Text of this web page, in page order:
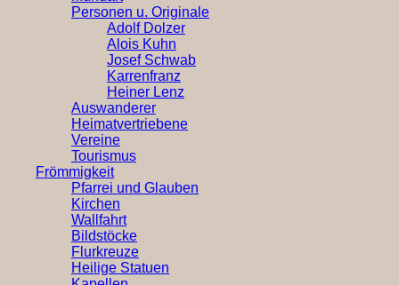
Personen u. Originale
Adolf Dolzer
Alois Kuhn
Josef Schwab
Karrenfranz
Heiner Lenz
Auswanderer
Heimatvertriebene
Vereine
Tourismus
Frömmigkeit
Pfarrei und Glauben
Kirchen
Wallfahrt
Bildstöcke
Flurkreuze
Heilige Statuen